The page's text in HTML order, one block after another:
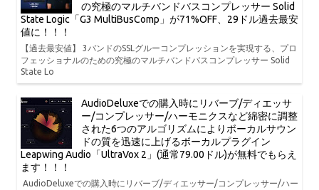
の究極のマルチバンドバスコンプレッサー Solid
State Logic「G3 MultiBusComp」が71%OFF、29ドル過去最安
値に！！！
【過去最安値】 3バンドのSSLグルーコンプレッションを実現する、プロ
フェッショナルのための究極のマルチバンドバスコンプレッサー Solid
State Lo
AudioDeluxeでの購入時にリバーブ/ディエッサ
ー/コンプレッサー/ハーモニクスなど綿密に調整
された6つのアルゴリズムによりボーカルサウン
ドの質を迅速に上げるボーカルプラグイン
Leapwing Audio「UltraVox 2」(通常79.00ドル)が無料でもらえ
ます！！！
AudioDeluxeでの購入時にリバーブ/ディエッサー/コンプレッサー/ハー